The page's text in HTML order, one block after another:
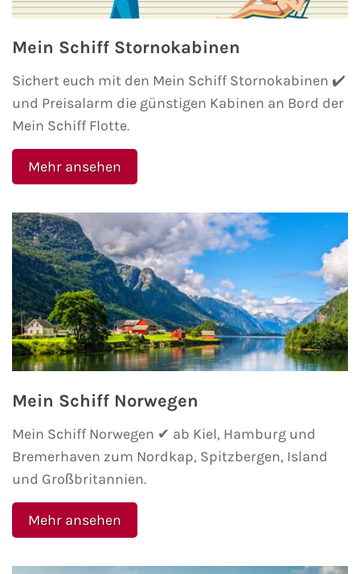
Themenkreuzfahrten
Expeditionskreuzfahrten
Luxuskreuzfahrten
Reiseziele
AIDA Reiseziele
AIDA Karibik
AIDA Mittelmeer
AIDA Kanaren & Madeira
AIDA Nordeuropa
AIDA Norwegen
AIDA Westeuropa
AIDA Ostsee
Kreuzfahrt-Jobs
Reiseberichte
TV-Tipps
Landausflüge
Mein Schiff Stornokabinen
Sichert euch mit den Mein Schiff Stornokabinen ✔️
und Preisalarm die günstigen Kabinen an Bord der
Mein Schiff Flotte.
Mehr ansehen
Mein Schiff Norwegen
Mein Schiff Norwegen ✔ ab Kiel, Hamburg und
Bremerhaven zum Nordkap, Spitzbergen, Island
und Großbritannien.
Mehr ansehen